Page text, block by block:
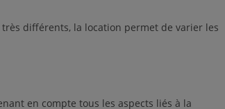
différents, la location permet de varier les
en compte tous les aspects liés à la